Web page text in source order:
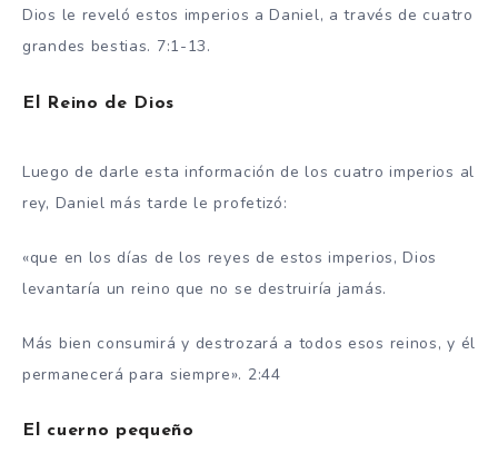
Dios le reveló estos imperios a Daniel, a través de cuatro
grandes bestias. 7:1-13.
El Reino de Dios
Luego de darle esta información de los cuatro imperios al
rey, Daniel más tarde le profetizó:
«que en los días de los reyes de estos imperios, Dios
levantaría un reino que no se destruiría jamás.
Más bien consumirá y destrozará a todos esos reinos, y él
permanecerá para siempre». 2:44
El cuerno pequeño